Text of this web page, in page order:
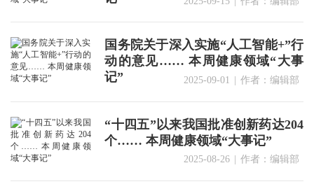
国务院关于深入实施“人工智能+”行
动的意见…… 本周健康领域“大事
记”
2025-09-01 | 作者：编辑部
“十四五”以来我国批准创新药达204
个…… 本周健康领域“大事记”
2025-08-26 | 作者：编辑部